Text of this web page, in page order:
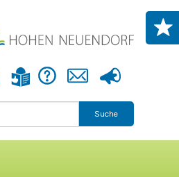
Leichte Sprache Hilfe Kontakt Presse
Suche